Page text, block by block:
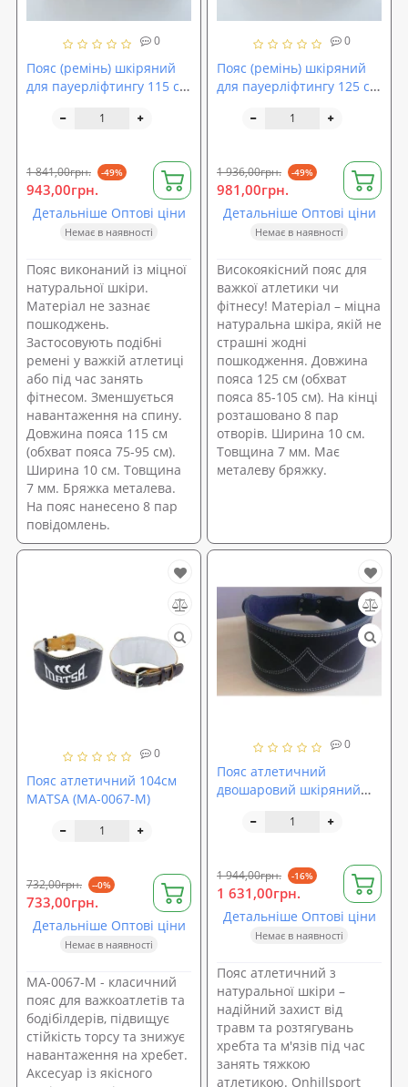
0
Пояс (ремінь) шкіряний
для пауерліфтингу 115 см
1 841,00грн. -49%
943,00грн.
Детальніше Оптові ціни
Немає в наявності
Пояс виконаний із міцної
натуральної шкіри.
Матеріал не зазнає
пошкоджень.
Застосовують подібні
ремені у важкій атлетиці
або під час занять
фітнесом. Зменшується
навантаження на спину.
Довжина пояса 115 см
(обхват пояса 75-95 см).
Ширина 10 см. Товщина
7 мм. Бряжка металева.
На пояс нанесено 8 пар
повідомлень.
0
Пояс (ремінь) шкіряний
для пауерліфтингу 125 см
1 936,00грн. -49%
981,00грн.
Детальніше Оптові ціни
Немає в наявності
Високоякісний пояс для
важкої атлетики чи
фітнесу! Матеріал – міцна
натуральна шкіра, якій не
страшні жодні
пошкодження. Довжина
пояса 125 см (обхват
пояса 85-105 см). На кінці
розташовано 8 пар
отворів. Ширина 10 см.
Товщина 7 мм. Має
металеву бряжку.
0
Пояс атлетичний 104см
MATSA (MA-0067-M)
732,00грн. --0%
733,00грн.
Детальніше Оптові ціни
Немає в наявності
MA-0067-M - класичний
пояс для важкоатлетів та
бодібілдерів, підвищує
стійкість торсу та знижує
навантаження на хребет.
Аксесуар із якісного
0
Пояс атлетичний
двошаровий шкіряний
1 944,00грн. -16%
1 631,00грн.
Детальніше Оптові ціни
Немає в наявності
Пояс атлетичний з
натуральної шкіри –
надійний захист від
травм та розтягувань
хребта та м'язів під час
занять тяжкою
атлетикою. Onhillsport